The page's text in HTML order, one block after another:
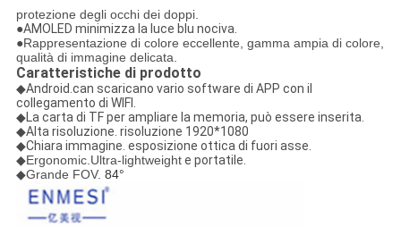
protezione degli occhi dei doppi.
●AMOLED minimizza la luce blu nociva.
●Rappresentazione di colore eccellente, gamma ampia di colore,
qualità di immagine delicata.
Caratteristiche di prodotto
◆Android.can scaricano vario software di APP con il
collegamento di WIFI.
◆La carta di TF per ampliare la memoria, può essere inserita.
◆Alta risoluzione. risoluzione 1920*1080
◆Chiara immagine. esposizione ottica di fuori asse.
◆Ergonomic.Ultra-lightweighte portatile.
◆Grande FOV. 84°